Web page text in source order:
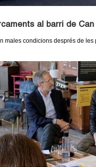
al barri de Can
males condicions després de les